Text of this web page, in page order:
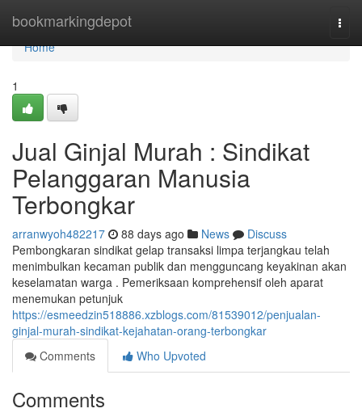
bookmarkingdepot
Home
Home
1
Jual Ginjal Murah : Sindikat
Pelanggaran Manusia
Terbongkar
arranwyoh482217 88 days ago News
Discuss
Pembongkaran sindikat gelap transaksi limpa terjangkau telah
menimbulkan kecaman publik dan mengguncang keyakinan akan
keselamatan warga . Pemeriksaan komprehensif oleh aparat
menemukan petunjuk
https://esmeedzin518886.xzblogs.com/81539012/penjualan-
ginjal-murah-sindikat-kejahatan-orang-terbongkar
Comments
Who Upvoted
Comments